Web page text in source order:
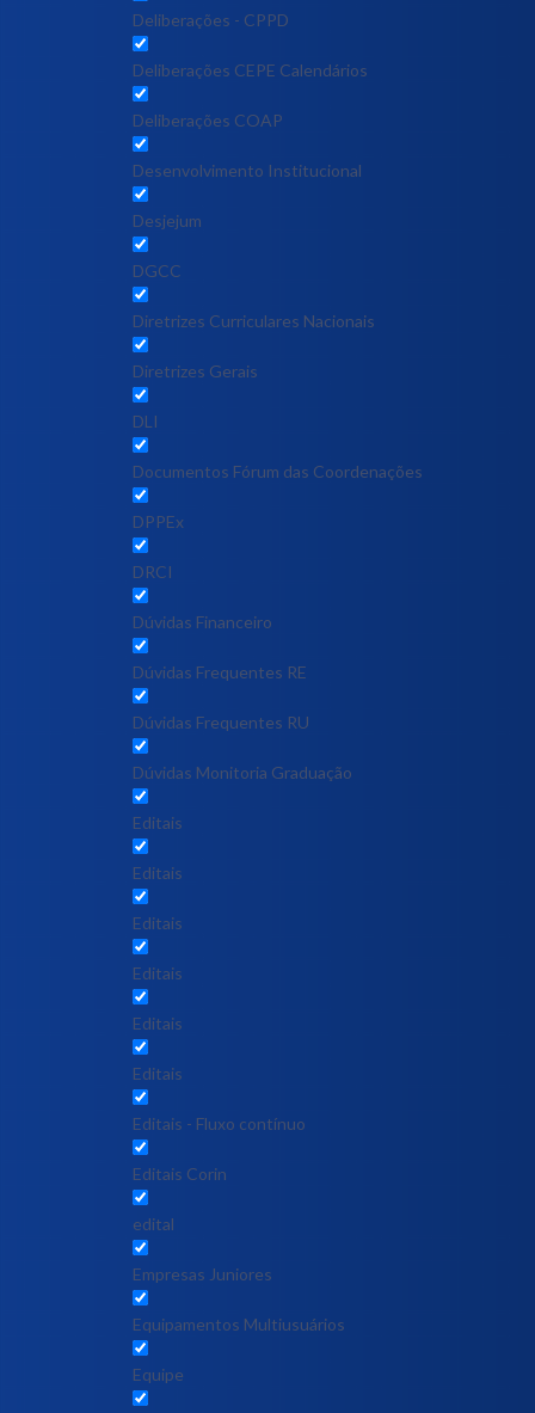
Deliberações - CPPD
Deliberações CEPE Calendários
Deliberações COAP
Desenvolvimento Institucional
Desjejum
DGCC
Diretrizes Curriculares Nacionais
Diretrizes Gerais
DLI
Documentos Fórum das Coordenações
DPPEx
DRCI
Dúvidas Financeiro
Dúvidas Frequentes RE
Dúvidas Frequentes RU
Dúvidas Monitoria Graduação
Editais
Editais
Editais
Editais
Editais
Editais
Editais - Fluxo contínuo
Editais Corin
edital
Empresas Juniores
Equipamentos Multiusuários
Equipe